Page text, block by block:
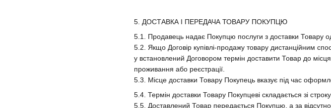
5. ДОСТАВКА І ПЕРЕДАЧА ТОВАРУ ПОКУПЦЮ
5.1. Продавець надає Покупцю послуги з доставки Товару
5.2. Якщо Договір купівлі-продажу товару дистанційним
у встановлений Договором термін доставити Товар до
проживання або реєстрації.
5.3. Місце доставки Товару Покупець вказує під час
5.4. Термін доставки Товару Покупцеві складається зі
5.5. Доставлений Товар передається Покупцю, а за